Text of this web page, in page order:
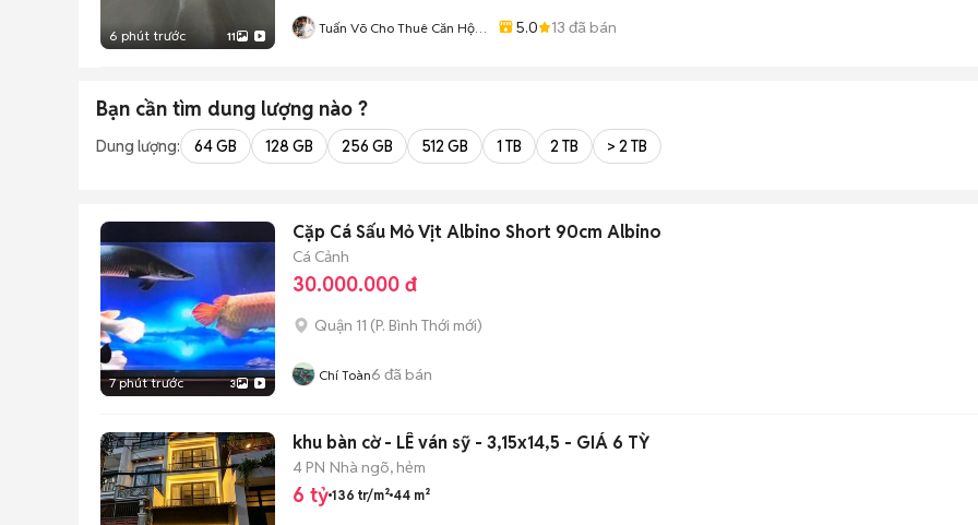
6 phút trước 11
Tuấn Võ Cho Thuê Căn Hộ
5.0 13 đã bán
Bạn cần tìm dung lượng nào ?
Dung lượng: 64 GB 128 GB 256 GB 512 GB 1 TB 2 TB > 2 TB
7 phút trước 3
Cặp Cá Sấu Mỏ Vịt Albino Short 90cm Albino
Cá Cảnh
30.000.000 đ
Quận 11 (P. Bình Thới mới)
Chí Toàn6 đã bán
khu bàn cờ - LÊ ván sỹ - 3,15x14,5 - GIÁ 6 TỲ
4 PN Nhà ngõ, hẻm
6 tỷ 136 tr/m² 44 m²